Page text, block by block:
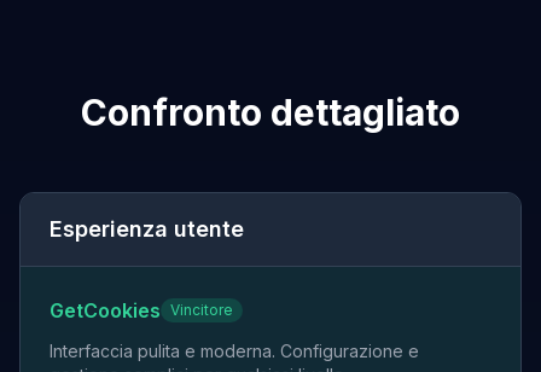
Confronto dettagliato
Esperienza utente
GetCookies Vincitore
Interfaccia pulita e moderna. Configurazione e